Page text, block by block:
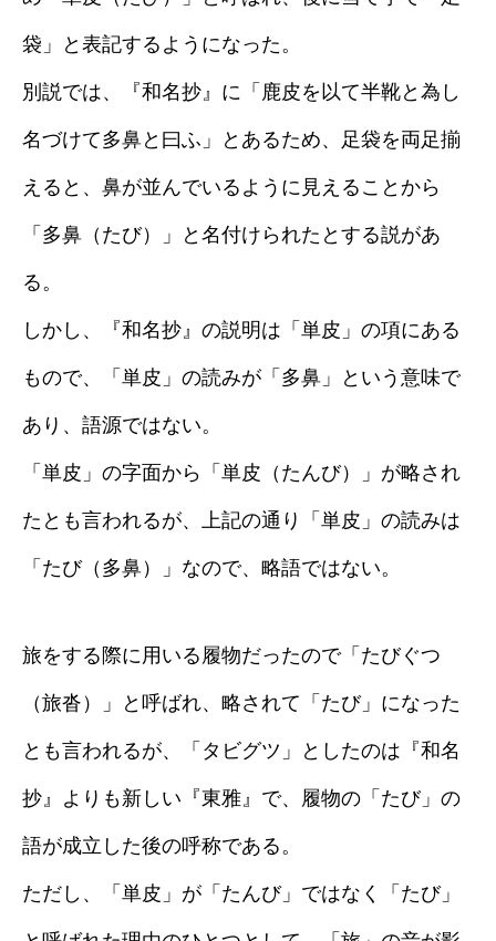
袋」と表記するようになった。
別説では、『和名抄』に「鹿皮を以て半靴と為し
名づけて多鼻と曰ふ」とあるため、足袋を両足揃
えると、鼻が並んでいるように見えることから
「多鼻（たび）」と名付けられたとする説があ
る。
しかし、『和名抄』の説明は「単皮」の項にある
もので、「単皮」の読みが「多鼻」という意味で
あり、語源ではない。
「単皮」の字面から「単皮（たんび）」が略され
たとも言われるが、上記の通り「単皮」の読みは
「たび（多鼻）」なので、略語ではない。
旅をする際に用いる履物だったので「たびぐつ
（旅沓）」と呼ばれ、略されて「たび」になった
とも言われるが、「タビグツ」としたのは『和名
抄』よりも新しい『東雅』で、履物の「たび」の
語が成立した後の呼称である。
ただし、「単皮」が「たんび」ではなく「たび」